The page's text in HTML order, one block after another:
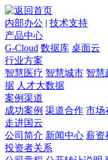
内部办公 | 技术支持
产品中心
G-Cloud 数据库 桌面云
行业方案
智慧医疗 智慧城市 智慧
据 人才大数据
案例渠道
成功案例 渠道合作 市场
走进国云
公司简介 新闻中心 薪资
投资者关系